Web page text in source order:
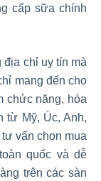
cấp sữa chính
chỉ uy tín mà
mang đến cho
chức năng, hóa
từ Mỹ, Úc, Anh,
vấn chọn mua
quốc và dễ
trên các sàn